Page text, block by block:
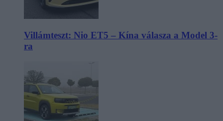
Villámteszt: Nio ET5 – Kína válasza a Model 3-
ra